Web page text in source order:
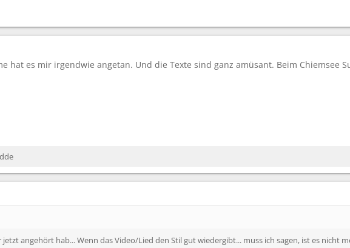
hat es mir irgendwie angetan. Und die Texte sind ganz amüsant. Beim Chiemsee
jetzt angehört hab... Wenn das Video/Lied den Stil gut wiedergibt... muss ich sagen, ist es nicht